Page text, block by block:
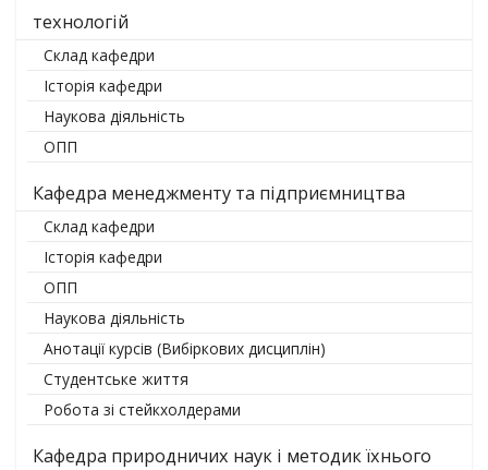
технологій
Склад кафедри
Історія кафедри
Наукова діяльність
ОПП
Кафедра менеджменту та підприємництва
Склад кафедри
Історія кафедри
ОПП
Наукова діяльність
Анотації курсів (Вибіркових дисциплін)
Студентське життя
Робота зі стейкхолдерами
Кафедра природничих наук і методик їхнього